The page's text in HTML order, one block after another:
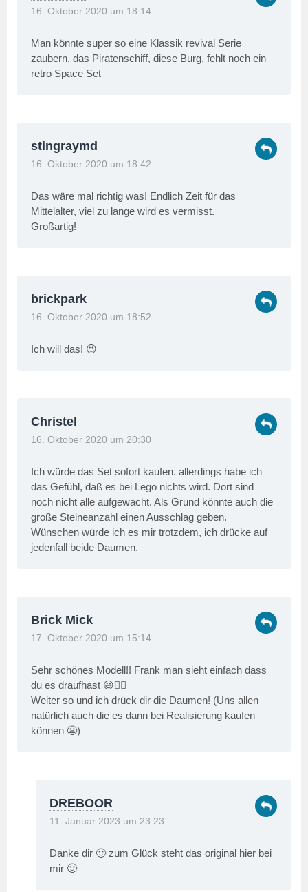
16. Oktober 2020 um 18:14
Man könnte super so eine Klassik revival Serie
zaubern, das Piratenschiff, diese Burg, fehlt noch ein
retro Space Set
stingraymd
16. Oktober 2020 um 18:42
Das wäre mal richtig was! Endlich Zeit für das
Mittelalter, viel zu lange wird es vermisst.
Großartig!
brickpark
16. Oktober 2020 um 18:52
Ich will das! 😉
Christel
16. Oktober 2020 um 20:30
Ich würde das Set sofort kaufen. allerdings habe ich
das Gefühl, daß es bei Lego nichts wird. Dort sind
noch nicht alle aufgewacht. Als Grund könnte auch die
große Steineanzahl einen Ausschlag geben.
Wünschen würde ich es mir trotzdem, ich drücke auf
jedenfall beide Daumen.
Brick Mick
17. Oktober 2020 um 15:14
Sehr schönes Modell!! Frank man sieht einfach dass
du es draufhast 😃👍🏻
Weiter so und ich drück dir die Daumen! (Uns allen
natürlich auch die es dann bei Realisierung kaufen
können 😬)
DREBOOR
11. Januar 2023 um 23:23
Danke dir 🙂 zum Glück steht das original hier bei
mir 🙂